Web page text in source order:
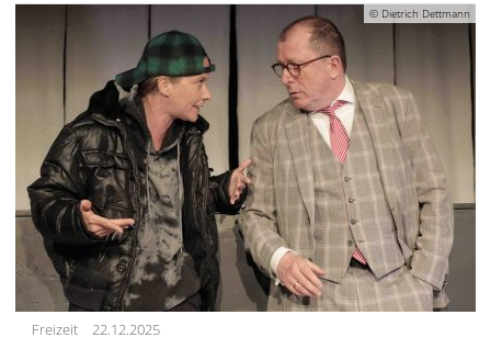
© Dietrich Dettmann
Freizeit 22.12.2025